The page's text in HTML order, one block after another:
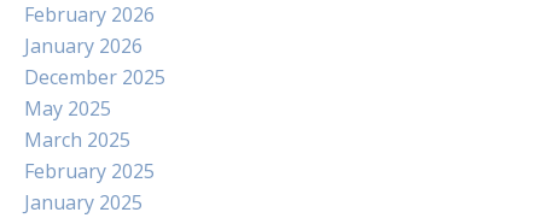
February 2026
January 2026
December 2025
May 2025
March 2025
February 2025
January 2025